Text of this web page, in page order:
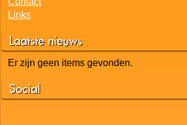
Stukadoorsbedrijf Huizen
Home
Diensten
Projecten
Tweets
Contact